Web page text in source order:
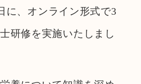
に、オンライン形式で3
研修を実施いたしまし